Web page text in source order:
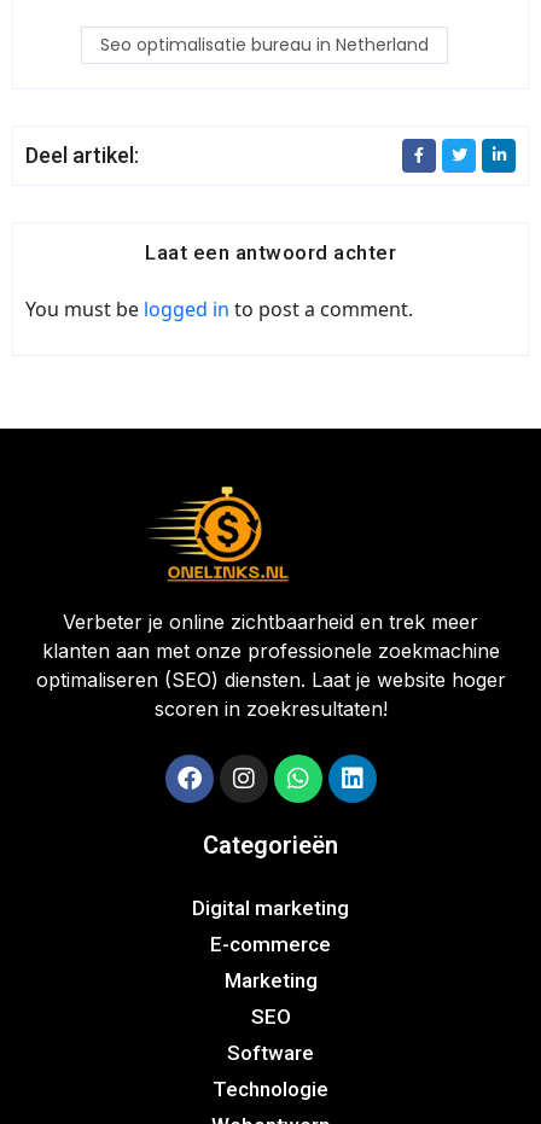
Seo optimalisatie bureau in Netherland
Deel artikel:
Laat een antwoord achter
You must be logged in to post a comment.
Verbeter je online zichtbaarheid en trek meer
klanten aan met onze professionele zoekmachine
optimaliseren (SEO) diensten. Laat je website hoger
scoren in zoekresultaten!
Categorieën
Digital marketing
E-commerce
Marketing
SEO
Software
Technologie